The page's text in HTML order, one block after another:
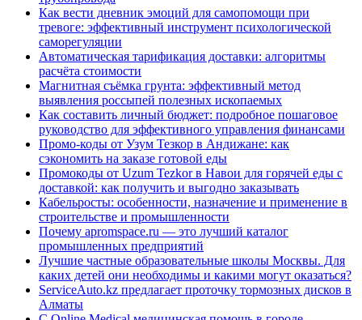
Как вести дневник эмоций для самопомощи при
тревоге: эффективный инструмент психологической
саморегуляции
Автоматическая тарификация доставки: алгоритмы
расчёта стоимости
Магнитная съёмка грунта: эффективный метод
выявления россыпей полезных ископаемых
Как составить личный бюджет: подробное пошаговое
руководство для эффективного управления финансами
Промо-коды от Узум Тезкор в Андижане: как
сэкономить на заказе готовой еды
Промокоды от Uzum Tezkor в Навои для горячей еды с
доставкой: как получить и выгодно заказывать
Кабельросты: особенности, назначение и применение в
строительстве и промышленности
Почему apromspace.ru — это лучший каталог
промышленных предприятий
Лучшие частные образовательные школы Москвы. Для
каких детей они необходимы и какими могут оказаться?
ServiceAuto.kz предлагает проточку тормозных дисков в
Алматы